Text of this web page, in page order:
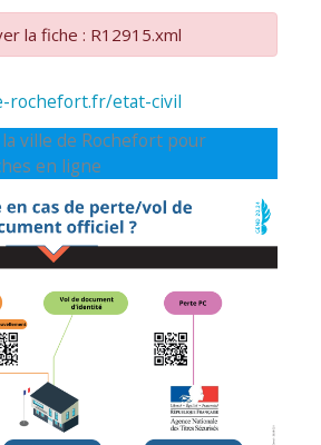
la fiche : R12915.xml
rochefort.fr/etat-civil
ville de Rochefort pour
en ligne